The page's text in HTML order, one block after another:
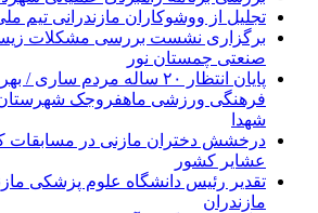
تجلیل از ووشوکاران مازندرانی تیم
برگزاری نشست بررسی مشکلات
صنعتی چمستان نور
پایان انتظار ۲۰ ساله مردم
فرهنگی ورزشی ماهفروجک
شهدا
درخشش دختران مازنی در مسابقات
عشایر کشور
تقدیر رئیس دانشگاه علوم پزشکی
مازندران